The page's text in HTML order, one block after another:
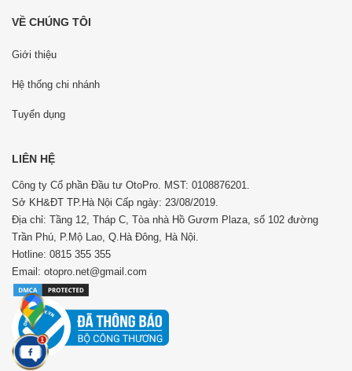
VỀ CHÚNG TÔI
Giới thiệu
Hệ thống chi nhánh
Tuyển dụng
LIÊN HỆ
Công ty Cổ phần Đầu tư OtoPro. MST: 0108876201.
Sở KH&ĐT TP.Hà Nội Cấp ngày: 23/08/2019.
Địa chỉ: Tầng 12, Tháp C, Tòa nhà Hồ Gươm Plaza, số 102 đường
Trần Phú, P.Mộ Lao, Q.Hà Đông, Hà Nội.
Hotline: 0815 355 355
Email: otopro.net@gmail.com